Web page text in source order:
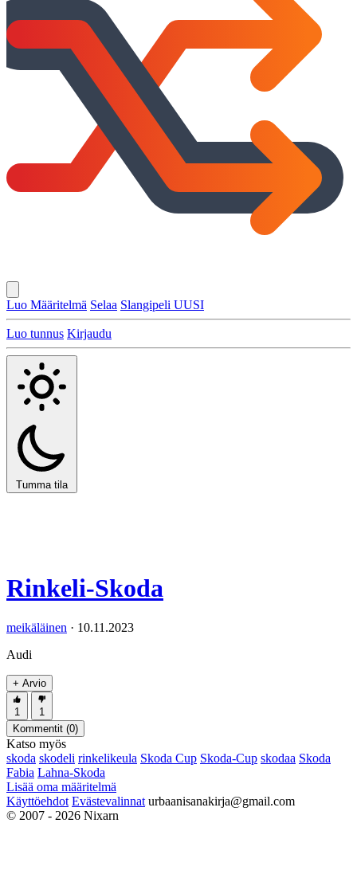
Luo Määritelmä Selaa Slangipeli UUSI
Luo tunnus Kirjaudu
Tumma tila
Rinkeli-Skoda
meikäläinen · 10.11.2023
Audi
+ Arvio
1
1
Kommentit (0)
Katso myös
skoda skodeli rinkelikeula Skoda Cup Skoda-Cup skodaa Skoda
Fabia Lahna-Skoda
Lisää oma määritelmä
Käyttöehdot Evästevalinnat urbaanisanakirja@gmail.com
© 2007 - 2026 Nixarn